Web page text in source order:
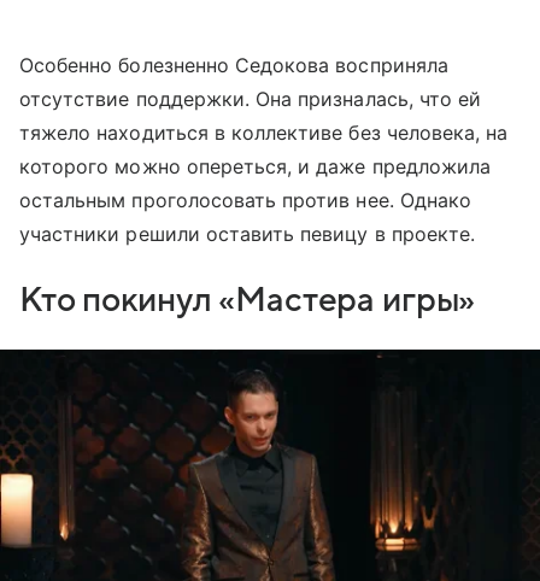
Особенно болезненно Седокова восприняла
отсутствие поддержки. Она призналась, что ей
тяжело находиться в коллективе без человека, на
которого можно опереться, и даже предложила
остальным проголосовать против нее. Однако
участники решили оставить певицу в проекте.
Кто покинул «Мастера игры»